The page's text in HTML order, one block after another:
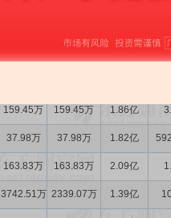
209.90万 209.90万 1.84亿
159.45万 159.45万 1.86亿
37.98万 37.98万 1.82亿
163.83万 163.83万 2.09亿
3742.51万 2339.07万 1.39亿